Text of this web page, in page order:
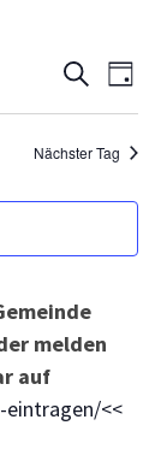
SucheTag
Nächster Tag
melden
auf
<<